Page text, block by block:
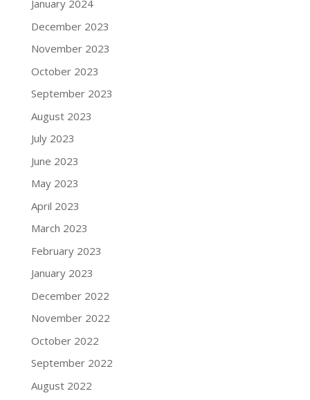
January 2024
December 2023
November 2023
October 2023
September 2023
August 2023
July 2023
June 2023
May 2023
April 2023
March 2023
February 2023
January 2023
December 2022
November 2022
October 2022
September 2022
August 2022